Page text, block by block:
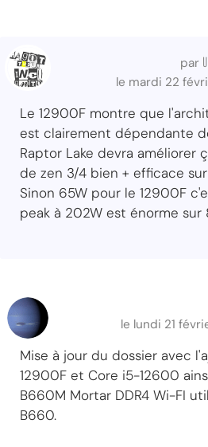
par
le mardi 22
Le 12900F montre que
est clairement dépendante
Raptor Lake devra améliorer
de zen 3/4 bien + efficace
Sinon 65W pour le 12900F
peak à 202W est énorme sur
le lundi 21
Mise à jour du dossier avec
12900F et Core i5-12600
B660M Mortar DDR4 Wi-FI
B660.